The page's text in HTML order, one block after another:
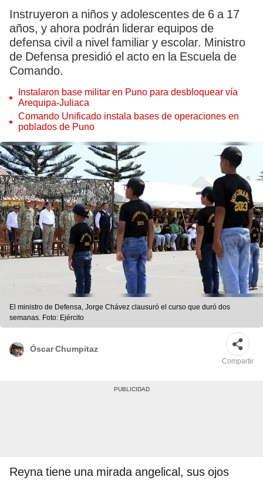
Instruyeron a niños y adolescentes de 6 a 17
años, y ahora podrán liderar equipos de
defensa civil a nivel familiar y escolar. Ministro
de Defensa presidió el acto en la Escuela de
Comando.
Instalaron base militar en Puno para desbloquear vía
Arequipa-Juliaca
Comando Unificado instala bases de operaciones en
poblados de Puno
El ministro de Defensa, Jorge Chávez clausuró el curso que duró dos
semanas. Foto: Ejército
Óscar Chumpitaz
Compartir
Reyna tiene una mirada angelical, sus ojos